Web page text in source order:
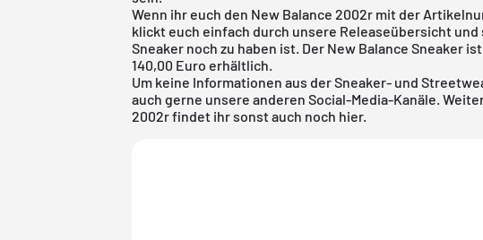
Wenn ihr euch den New Balance 2002r mit der
klickt euch einfach durch unsere Releaseübersicht und
Sneaker noch zu haben ist. Der New Balance Sneaker
140,00 Euro erhältlich.
Um keine Informationen aus der Sneaker- und
auch gerne unsere anderen Social-Media-Kanäle.
2002r findet ihr sonst auch noch hier.